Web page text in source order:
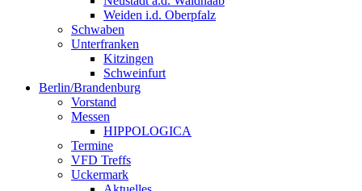
Weiden i.d. Oberpfalz
Schwaben
Unterfranken
Kitzingen
Schweinfurt
Berlin/Brandenburg
Vorstand
Messen
HIPPOLOGICA
Termine
VFD Treffs
Uckermark